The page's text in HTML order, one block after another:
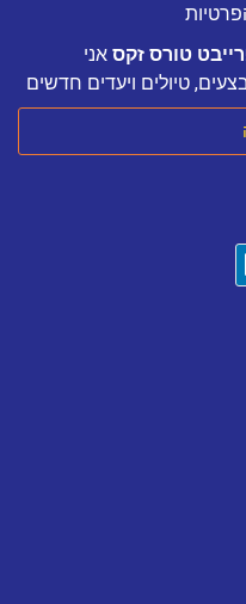
טורס זקס אני
טיולים ויעדים חדשים